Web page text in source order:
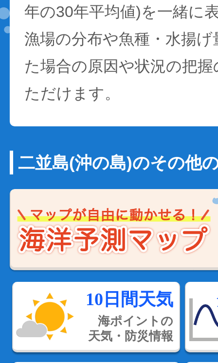
年の30年平均値)を一緒に
漁場の分布や魚種・水揚
た場合の原因や状況の把
ただけます。
二並島(沖の島)のその他
10日間天気
海ポイントの
天気・防災情報